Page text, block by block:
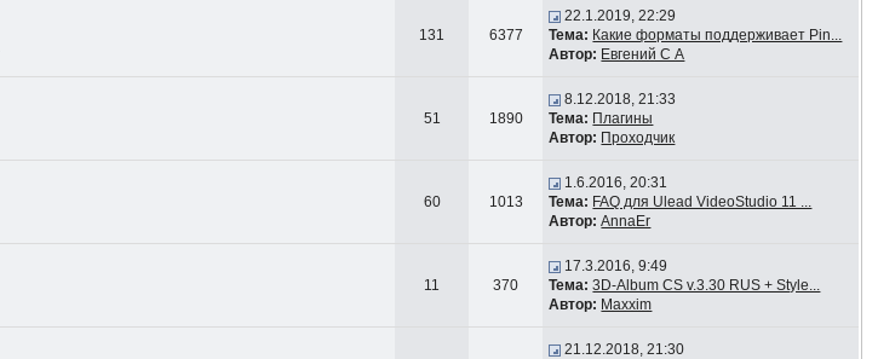
131 6377
22.1.2019, 22:29
Тема: Какие форматы поддерживает Pin...
Автор: Евгений С А
51 1890
8.12.2018, 21:33
Тема: Плагины
Автор: Проходчик
60 1013
1.6.2016, 20:31
Тема: FAQ для Ulead VideoStudio 11 ...
Автор: AnnaEr
11 370
17.3.2016, 9:49
Тема: 3D-Album CS v.3.30 RUS + Style...
Автор: Maxxim
21.12.2018, 21:30